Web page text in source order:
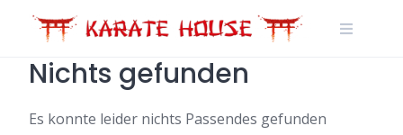
Nichts gefunden
Es konnte leider nichts Passendes gefunden